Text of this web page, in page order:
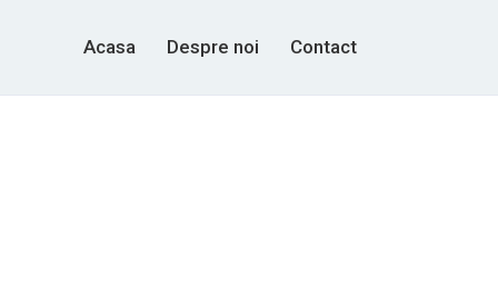
Acasa Despre noi Contact